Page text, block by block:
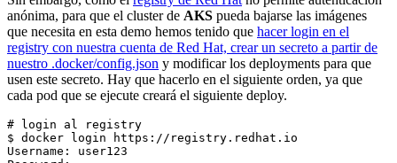
anónima, para que el cluster de AKS pueda bajarse las imágenes
que necesita en esta demo hemos tenido que hacer login en el
registry con nuestra cuenta de Red Hat, crear un secreto a partir de
nuestro .docker/config.json y modificar los deployments para que
usen este secreto. Hay que hacerlo en el siguiente orden, ya que
cada pod que se ejecute creará el siguiente deploy.
# login al registry
$ docker login https://registry.redhat.io
Username: user123